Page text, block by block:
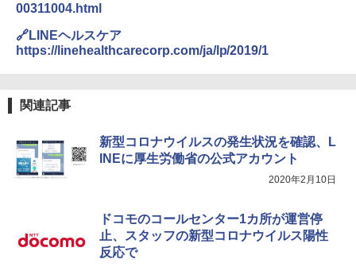
00311004.html
🔗LINEヘルスケア
https://linehealthcarecorp.com/ja/lp/2019/1
関連記事
新型コロナウイルスの発生状況を確認、L
INEに厚生労働省の公式アカウント
2020年2月10日
ドコモのコールセンター1カ所が運営停
止、スタッフの新型コロナウイルス陽性
反応で